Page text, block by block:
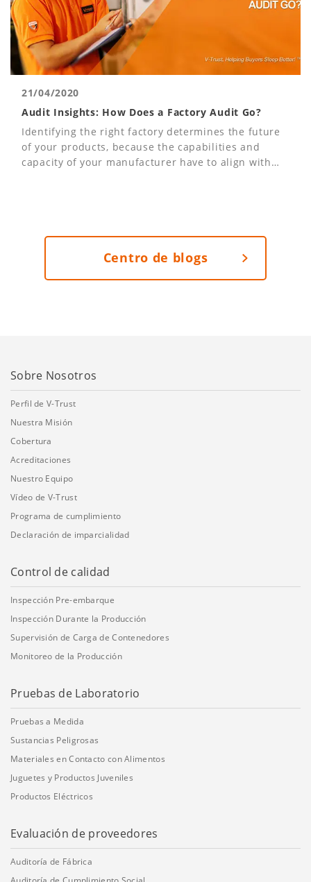
21/04/2020
Audit Insights: How Does a Factory Audit Go?
Identifying the right factory determines the future
of your products, because the capabilities and
capacity of your manufacturer have to align with
Centro de blogs
Sobre Nosotros
Perfil de V-Trust
Nuestra Misión
Cobertura
Acreditaciones
Nuestro Equipo
Vídeo de V-Trust
Programa de cumplimiento
Declaración de imparcialidad
Control de calidad
Inspección Pre-embarque
Inspección Durante la Producción
Supervisión de Carga de Contenedores
Monitoreo de la Producción
Pruebas de Laboratorio
Pruebas a Medida
Sustancias Peligrosas
Materiales en Contacto con Alimentos
Juguetes y Productos Juveniles
Productos Eléctricos
Evaluación de proveedores
Auditoría de Fábrica